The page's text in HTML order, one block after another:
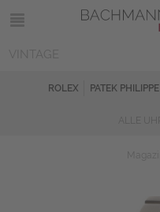
ROLEX PATEK PHILIPPE